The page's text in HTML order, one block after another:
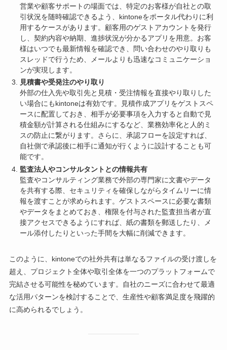
営業や顧客サポートの場面では、特定のお客様が自社との取
引状況を随時確認できるよう、kintoneをポータル代わりに利
用するケースがあります。顧客用のゲストアカウントを発行
し、契約内容や納期、進捗状況が分かるアプリを用意。お客
様はいつでも最新情報を確認でき、問い合わせのやり取りも
スレッドで行うため、メールよりも迅速なコミュニケーショ
ンが実現します。
見積書や受発注のやり取り
外部の仕入先や取引先と見積・受注情報を直接やり取りした
い場合にもkintoneは有効です。見積作成アプリをゲストスペ
ースに配置しておき、相手が必要事項を入力すると自動で見
積金額が計算される仕組みにするなど、業務効率化と人的ミ
スの防止に繋がります。さらに、承認フローを設定すれば、
自社側で承認後に相手に通知が行くように設計することも可
能です。
監査法人やコンサルタントとの情報共有
監査やコンサルティング業務で外部の専門家に文書やデータ
を共有する際、セキュリティを確保しながらタイムリーに情
報を渡すことが求められます。ゲストスペースに必要な書類
やデータをまとめておき、権限を付与された監査担当者が直
接アクセスできるようにすれば、紙の書類を郵送したり、メ
ール添付したりといった手間を大幅に削減できます。
このように、kintoneでの社外共有は単なるファイルの受け渡しを
超え、プロジェクト全体や取引全体を一つのプラットフォームで
完結させる可能性を秘めています。自社のニーズに合わせて最適
な活用パターンを検討することで、生産性や顧客満足度を飛躍的
に高められるでしょう。